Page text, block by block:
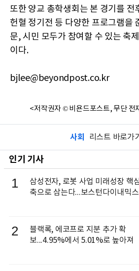
또한 양교 총학생회는 본 경기를
헌혈 정기전 등 다양한 프로그램을
문, 시민 모두가 참여할 수 있는 축
이다.
bjlee@beyondpost.co.kr
<저작권자 © 비욘드포스트, 무단 전
사회 리스트 바로가기
인기 기사
1
삼성전자, 로봇 사업 미래성장 핵
축으로 삼는다...보스턴다이내믹
2
블랙록, 에코프로 지분 추가 확
보...4.95%에서 5.01%로 높아져